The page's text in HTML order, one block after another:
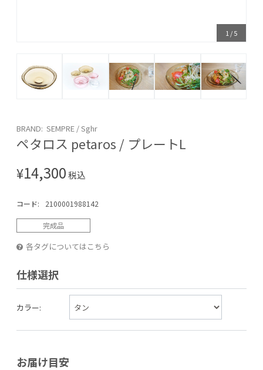
1 /5
BRAND: SEMPRE / Sghr
ペタロス petaros / プレートL
¥14,300税込
コード: 2100001988142
完成品
各タグについてはこちら
仕様選択
カラー:
お届け目安